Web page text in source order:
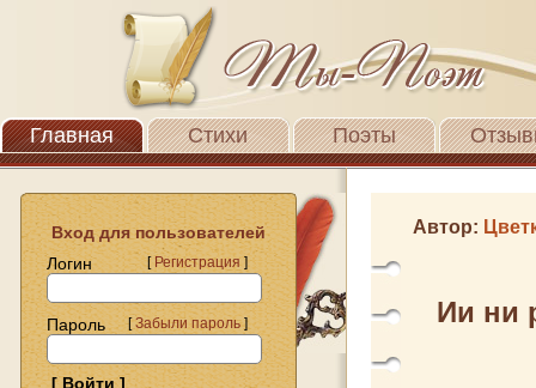
Главная Стихи Поэты
Вход для пользователей
Логин
[Регистрация]
Пароль [Забыли пароль]
Автор:
Ии ни